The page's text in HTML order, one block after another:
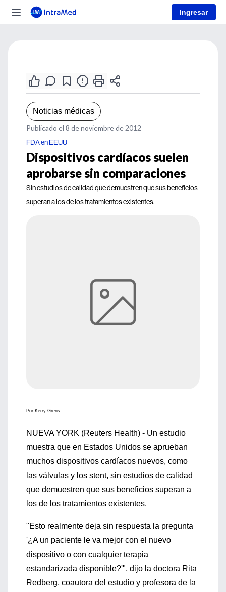
Ingresar
Noticias médicas
Publicado el 8 de noviembre de 2012
FDA en EEUU
Dispositivos cardíacos suelen
aprobarse sin comparaciones
Sin estudios de calidad que demuestren que sus beneficios
superan a los de los tratamientos existentes.
Por Kerry Grens
NUEVA YORK (Reuters Health) - Un estudio
muestra que en Estados Unidos se aprueban
muchos dispositivos cardíacos nuevos, como
las válvulas y los stent, sin estudios de calidad
que demuestren que sus beneficios superan a
los de los tratamientos existentes.
"Esto realmente deja sin respuesta la pregunta
'¿A un paciente le va mejor con el nuevo
dispositivo o con cualquier terapia
estandarizada disponible?'", dijo la doctora Rita
Redberg, coautora del estudio y profesora de la